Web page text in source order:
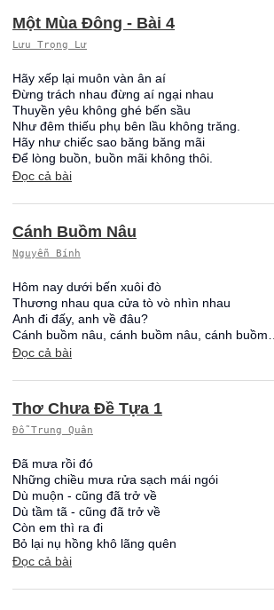
Một Mùa Đông - Bài 4
Lưu Trọng Lư
Hãy xếp lại muôn vàn ân aí
Đừng trách nhau đừng aí ngại nhau
Thuyền yêu không ghé bến sầu
Như đêm thiếu phụ bên lầu không trăng.
Hãy như chiếc sao băng băng mãi
Để lòng buồn, buồn mãi không thôi.
Đọc cả bài
Cánh Buồm Nâu
Nguyễn Bính
Hôm nay dưới bến xuôi đò
Thương nhau qua cửa tò vò nhìn nhau
Anh đi đấy, anh về đâu?
Cánh buồm nâu, cánh buồm nâu, cánh buồm…
Đọc cả bài
Thơ Chưa Đề Tựa 1
Đỗ Trung Quân
Đã mưa rồi đó
Những chiều mưa rửa sạch mái ngói
Dù muộn - cũng đã trở về
Dù tầm tã - cũng đã trở về
Còn em thì ra đi
Bỏ lại nụ hồng khô lãng quên
Đọc cả bài